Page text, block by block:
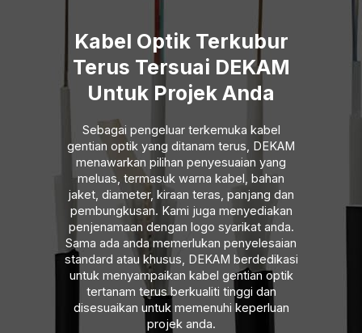
Kabel Optik Terkubur
Terus Tersuai DEKAM
Untuk Projek Anda
Sebagai pengeluar terkemuka kabel
gentian optik yang ditanam terus, DEKAM
menawarkan pilihan penyesuaian yang
meluas, termasuk warna kabel, bahan
jaket, diameter, kiraan teras, panjang dan
pembungkusan. Kami juga menyediakan
penjenamaan dengan logo syarikat anda.
Sama ada anda memerlukan penyelesaian
standard atau khusus, DEKAM berdedikasi
untuk menyampaikan kabel gentian optik
tertanam terus berkualiti tinggi dan
disesuaikan untuk memenuhi keperluan
projek anda.